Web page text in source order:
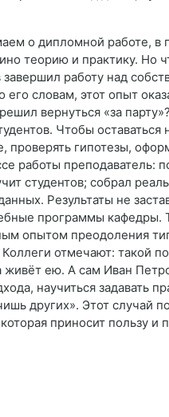
о дипломной работе, в
теорию и практику. Но
работу над
словам, этот опыт
вернуться «за
Чтобы оставаться
гипотезы,
работы преподаватель:
студентов; собрал
Результаты не
программы
опытом преодоления
отмечают: такой
живёт ею. А сам Иван
научиться задавать
других». Этот случай
приносит пользу и